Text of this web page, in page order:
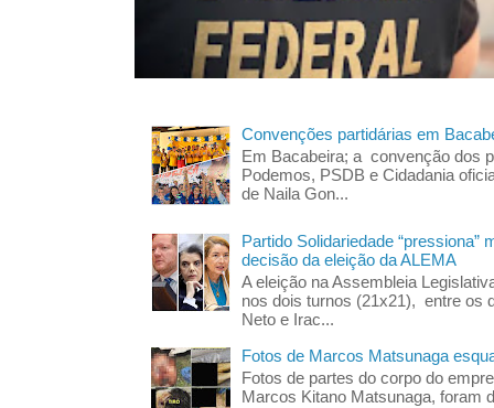
Convenções partidárias em
Em Bacabeira; a convenção dos
Podemos, PSDB e Cidadania
de Naila Gon...
Partido Solidariedade “pressiona”
decisão da eleição da ALEMA
A eleição na Assembleia
nos dois turnos (21x21), entre os
Neto e Irac...
Fotos de Marcos Matsunaga
Fotos de partes do corpo do
Marcos Kitano Matsunaga, foram